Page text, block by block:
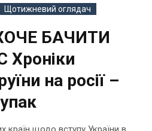
Щотижневий оглядач
БАЧИТИ
Хроніки
на росії –